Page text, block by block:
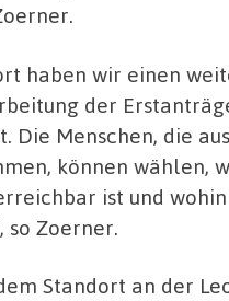
haben wir einen
der
Die Menschen, die
können wählen,
ist und
so Zoerner.
Standort an der